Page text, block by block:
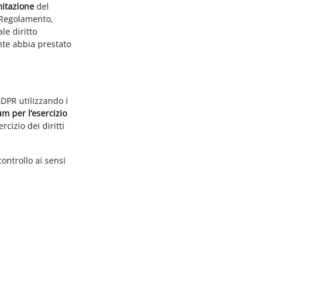
del
diritto
abbia prestato
utilizzando i
per l’esercizio
dei diritti
ai sensi